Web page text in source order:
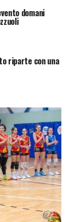
domani
riparte con una